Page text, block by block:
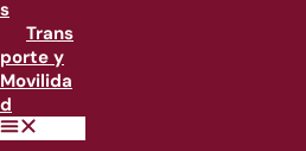
s
Trans
porte y
Movilida
d